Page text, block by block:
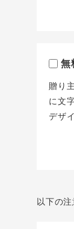
無
贈り
に文
デザ
以下の